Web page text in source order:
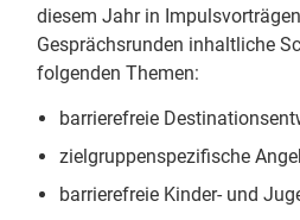
diesem Jahr in
Gesprächsrunden inhaltliche
folgenden Themen:
barrierefreie
zielgruppenspezifische
barrierefreie Kinder- und